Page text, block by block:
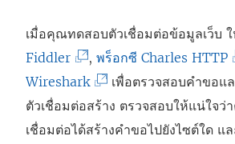
เมื่อคุณทดสอบตัวเชื่อมต่อข้อมูลเว็บ ใ
Fiddler(
ลิ
ง
ก์
, พร็อกซี Charles HTTP(
ลิ
ง
ก์
Wireshark(
ลิ
ง
เพื่อตรวจสอบคำขอแ
ตัวเชื่อมต่อสร้าง ตรวจสอบให้แน่ใจว่
เชื่อมต่อได้สร้างคำขอไปยังไซต์ใด แ